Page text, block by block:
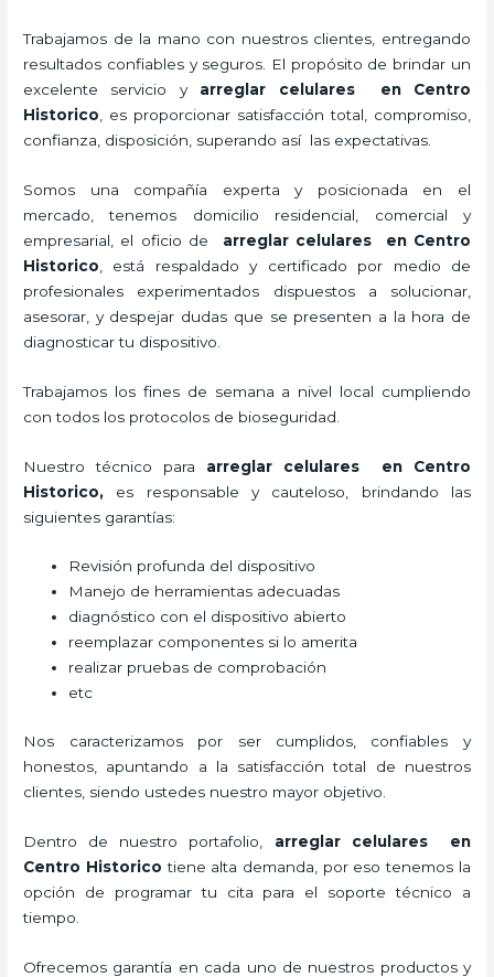
Trabajamos de la mano con nuestros clientes, entregando
resultados confiables y seguros. El propósito de brindar un
excelente servicio y arreglar celulares en Centro
Historico , es proporcionar satisfacción total, compromiso,
confianza, disposición, superando así las expectativas.
Somos una compañía experta y posicionada en el
mercado, tenemos domicilio residencial, comercial y
empresarial, el oficio de arreglar celulares en Centro
Historico , está respaldado y certificado por medio de
profesionales experimentados dispuestos a solucionar,
asesorar, y despejar dudas que se presenten a la hora de
diagnosticar tu dispositivo.
Trabajamos los fines de semana a nivel local cumpliendo
con todos los protocolos de bioseguridad.
Nuestro técnico para arreglar celulares en Centro
Historico, es responsable y cauteloso, brindando las
siguientes garantías:
Revisión profunda del dispositivo
Manejo de herramientas adecuadas
diagnóstico con el dispositivo abierto
reemplazar componentes si lo amerita
realizar pruebas de comprobación
etc
Nos caracterizamos por ser cumplidos, confiables y
honestos, apuntando a la satisfacción total de nuestros
clientes, siendo ustedes nuestro mayor objetivo.
Dentro de nuestro portafolio, arreglar celulares en
Centro Historico tiene alta demanda, por eso tenemos la
opción de programar tu cita para el soporte técnico a
tiempo.
Ofrecemos garantía en cada uno de nuestros productos y